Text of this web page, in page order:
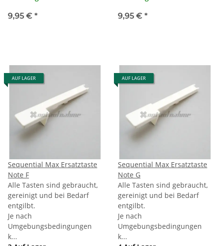
9,95 € *
9,95 € *
AUF LAGER
Sequential Max Ersatztaste
Note F
Alle Tasten sind gebraucht,
gereinigt und bei Bedarf
entgilbt.
Je nach
Umgebungsbedingungen
k...
AUF LAGER
Sequential Max Ersatztaste
Note G
Alle Tasten sind gebraucht,
gereinigt und bei Bedarf
entgilbt.
Je nach
Umgebungsbedingungen
k...